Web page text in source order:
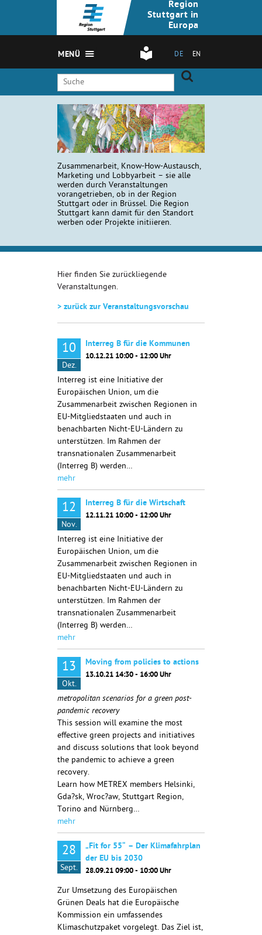
Region
Stuttgart in
Europa
DE EN
MENÜ
Zusammenarbeit, Know-How-Austausch,
Marketing und Lobbyarbeit – sie alle
werden durch Veranstaltungen
vorangetrieben, ob in der Region
Stuttgart oder in Brüssel. Die Region
Stuttgart kann damit für den Standort
werben oder Projekte initiieren.
Hier finden Sie zurückliegende
Veranstaltungen.
> zurück zur Veranstaltungsvorschau
10
Dez.
Interreg B für die Kommunen
10.12.21 10:00 - 12:00 Uhr
Interreg ist eine Initiative der
Europäischen Union, um die
Zusammenarbeit zwischen Regionen in
EU-Mitgliedstaaten und auch in
benachbarten Nicht-EU-Ländern zu
unterstützen. Im Rahmen der
transnationalen Zusammenarbeit
(Interreg B) werden…
mehr
12
Nov.
Interreg B für die Wirtschaft
12.11.21 10:00 - 12:00 Uhr
Interreg ist eine Initiative der
Europäischen Union, um die
Zusammenarbeit zwischen Regionen in
EU-Mitgliedstaaten und auch in
benachbarten Nicht-EU-Ländern zu
unterstützen. Im Rahmen der
transnationalen Zusammenarbeit
(Interreg B) werden…
mehr
13
Okt.
Moving from policies to actions
13.10.21 14:30 - 16:00 Uhr
metropolitan scenarios for a green post-
pandemic recovery
This session will examine the most
effective green projects and initiatives
and discuss solutions that look beyond
the pandemic to achieve a green
recovery.
Learn how METREX members Helsinki,
Gda?sk, Wroc?aw, Stuttgart Region,
Torino and Nürnberg…
mehr
28
Sept.
„Fit for 55“ – Der Klimafahrplan
der EU bis 2030
28.09.21 09:00 - 10:00 Uhr
Zur Umsetzung des Europäischen
Grünen Deals hat die Europäische
Kommission ein umfassendes
Klimaschutzpaket vorgelegt. Das Ziel ist,